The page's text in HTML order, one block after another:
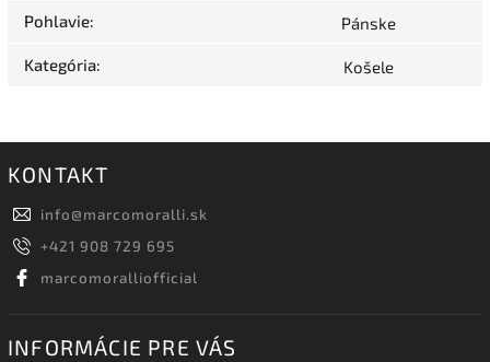
Pohlavie: Pánske
Kategória: Košele
KONTAKT
info@marcomoralli.sk
+421 908 729 695
marcomoralliofficial
INFORMÁCIE PRE VÁS